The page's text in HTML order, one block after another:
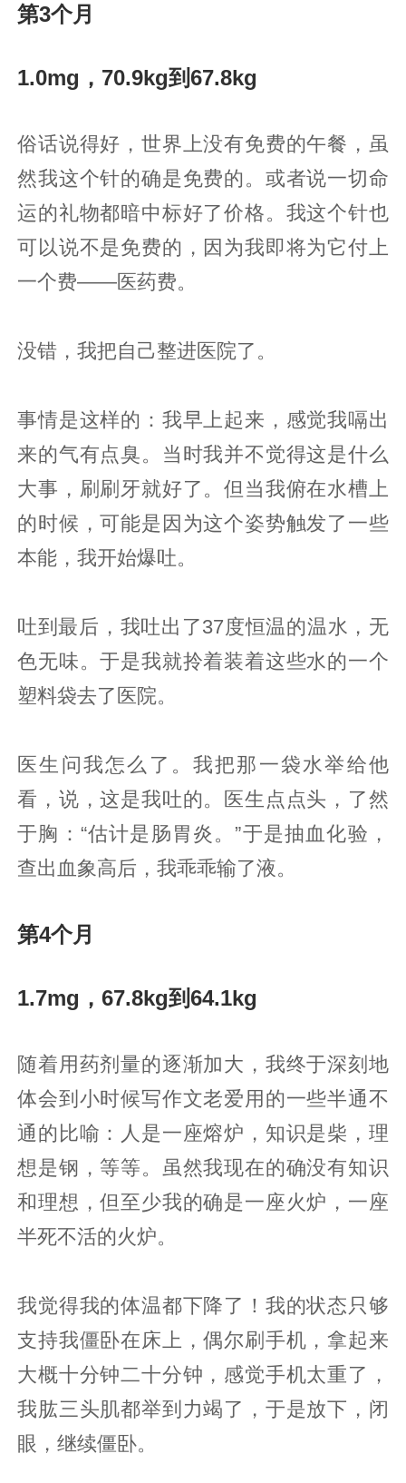
第3个月
1.0mg，70.9kg到67.8kg
俗话说得好，世界上没有免费的午餐，虽
然我这个针的确是免费的。或者说一切命
运的礼物都暗中标好了价格。我这个针也
可以说不是免费的，因为我即将为它付上
一个费——医药费。
没错，我把自己整进医院了。
事情是这样的：我早上起来，感觉我嗝出
来的气有点臭。当时我并不觉得这是什么
大事，刷刷牙就好了。但当我俯在水槽上
的时候，可能是因为这个姿势触发了一些
本能，我开始爆吐。
吐到最后，我吐出了37度恒温的温水，无
色无味。于是我就拎着装着这些水的一个
塑料袋去了医院。
医生问我怎么了。我把那一袋水举给他
看，说，这是我吐的。医生点点头，了然
于胸：“估计是肠胃炎。”于是抽血化验，
查出血象高后，我乖乖输了液。
第4个月
1.7mg，67.8kg到64.1kg
随着用药剂量的逐渐加大，我终于深刻地
体会到小时候写作文老爱用的一些半通不
通的比喻：人是一座熔炉，知识是柴，理
想是钢，等等。虽然我现在的确没有知识
和理想，但至少我的确是一座火炉，一座
半死不活的火炉。
我觉得我的体温都下降了！我的状态只够
支持我僵卧在床上，偶尔刷手机，拿起来
大概十分钟二十分钟，感觉手机太重了，
我肱三头肌都举到力竭了，于是放下，闭
眼，继续僵卧。